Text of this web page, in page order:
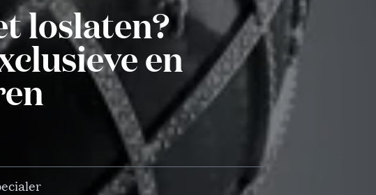
loslaten?
en